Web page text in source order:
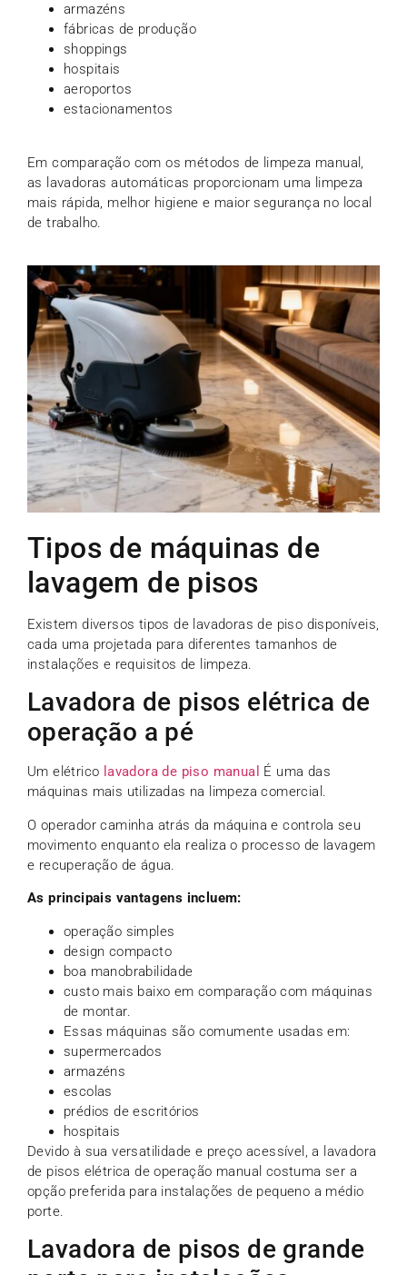
armazéns
fábricas de produção
shoppings
hospitais
aeroportos
estacionamentos
Em comparação com os métodos de limpeza manual,
as lavadoras automáticas proporcionam uma limpeza
mais rápida, melhor higiene e maior segurança no local
de trabalho.
Tipos de máquinas de
lavagem de pisos
Existem diversos tipos de lavadoras de piso disponíveis,
cada uma projetada para diferentes tamanhos de
instalações e requisitos de limpeza.
Lavadora de pisos elétrica de
operação a pé
Um elétrico lavadora de piso manual
É uma das
máquinas mais utilizadas na limpeza comercial.
O operador caminha atrás da máquina e controla seu
movimento enquanto ela realiza o processo de lavagem
e recuperação de água.
As principais vantagens incluem:
operação simples
design compacto
boa manobrabilidade
custo mais baixo em comparação com máquinas
de montar.
Essas máquinas são comumente usadas em:
supermercados
armazéns
escolas
prédios de escritórios
hospitais
Devido à sua versatilidade e preço acessível, a lavadora
de pisos elétrica de operação manual costuma ser a
opção preferida para instalações de pequeno a médio
porte.
Lavadora de pisos de grande